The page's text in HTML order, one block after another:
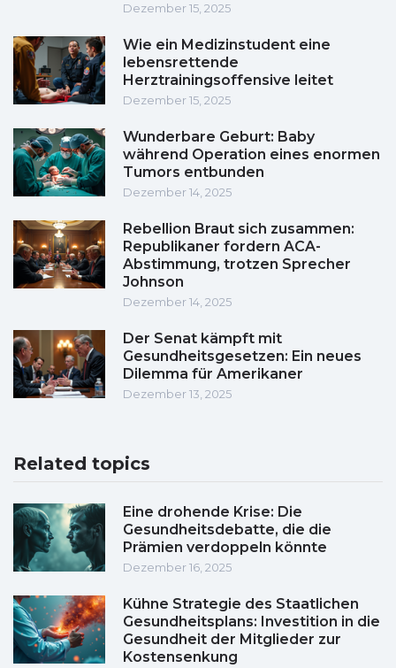
Dezember 15, 2025
Wie ein Medizinstudent eine
lebensrettende
Herztrainingsoffensive leitet
Dezember 15, 2025
Wunderbare Geburt: Baby
während Operation eines enormen
Tumors entbunden
Dezember 14, 2025
Rebellion Braut sich zusammen:
Republikaner fordern ACA-
Abstimmung, trotzen Sprecher
Johnson
Dezember 14, 2025
Der Senat kämpft mit
Gesundheitsgesetzen: Ein neues
Dilemma für Amerikaner
Dezember 13, 2025
Related topics
Eine drohende Krise: Die
Gesundheitsdebatte, die die
Prämien verdoppeln könnte
Dezember 16, 2025
Kühne Strategie des Staatlichen
Gesundheitsplans: Investition in die
Gesundheit der Mitglieder zur
Kostensenkung